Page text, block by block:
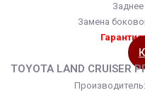
Замена
TOYOTA LAND CRUISER
Производитель: